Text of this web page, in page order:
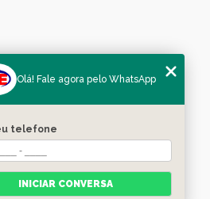
Olá! Fale agora pelo WhatsApp
telefone
INICIAR CONVERSA